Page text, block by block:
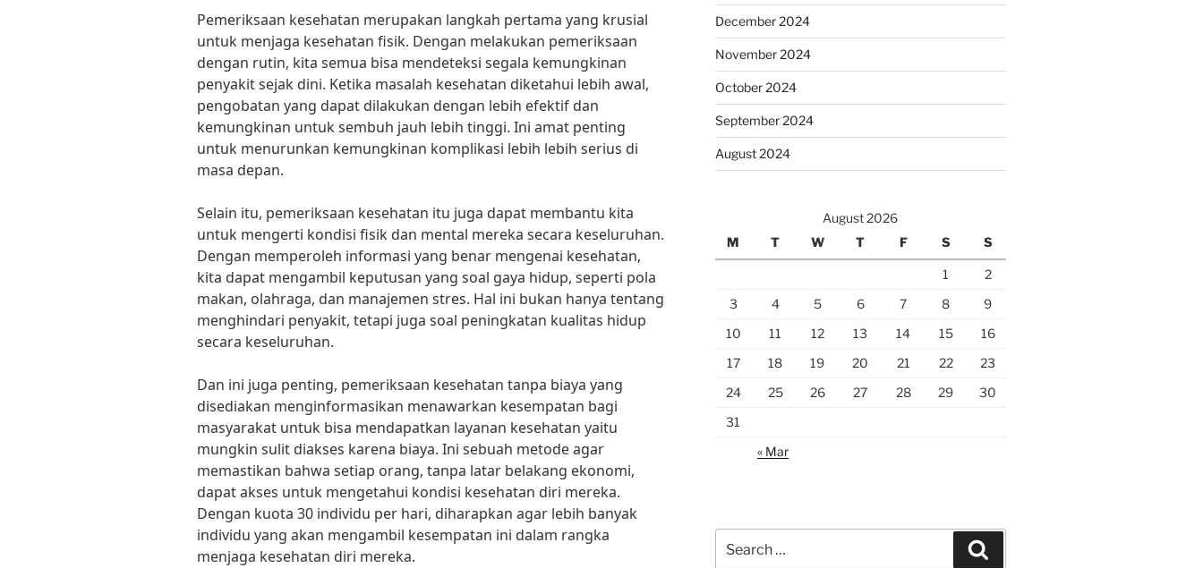
Pemeriksaan kesehatan merupakan langkah pertama yang krusial
untuk menjaga kesehatan fisik. Dengan melakukan pemeriksaan
dengan rutin, kita semua bisa mendeteksi segala kemungkinan
penyakit sejak dini. Ketika masalah kesehatan diketahui lebih awal,
pengobatan yang dapat dilakukan dengan lebih efektif dan
kemungkinan untuk sembuh jauh lebih tinggi. Ini amat penting
untuk menurunkan kemungkinan komplikasi lebih lebih serius di
masa depan.
Selain itu, pemeriksaan kesehatan itu juga dapat membantu kita
untuk mengerti kondisi fisik dan mental mereka secara keseluruhan.
Dengan memperoleh informasi yang benar mengenai kesehatan,
kita dapat mengambil keputusan yang soal gaya hidup, seperti pola
makan, olahraga, dan manajemen stres. Hal ini bukan hanya tentang
menghindari penyakit, tetapi juga soal peningkatan kualitas hidup
secara keseluruhan.
Dan ini juga penting, pemeriksaan kesehatan tanpa biaya yang
disediakan menginformasikan menawarkan kesempatan bagi
masyarakat untuk bisa mendapatkan layanan kesehatan yaitu
mungkin sulit diakses karena biaya. Ini sebuah metode agar
memastikan bahwa setiap orang, tanpa latar belakang ekonomi,
dapat akses untuk mengetahui kondisi kesehatan diri mereka.
Dengan kuota 30 individu per hari, diharapkan agar lebih banyak
individu yang akan mengambil kesempatan ini dalam rangka
menjaga kesehatan diri mereka.
December 2024
November 2024
October 2024
September 2024
August 2024
August 2026
M
T W T F S S
1
2
3
4 5 6 7 8
9
10
11 12 13 14 15
16
17
18 19 20 21 22
23
24
25 26 27 28 29
30
31
« Mar
for: